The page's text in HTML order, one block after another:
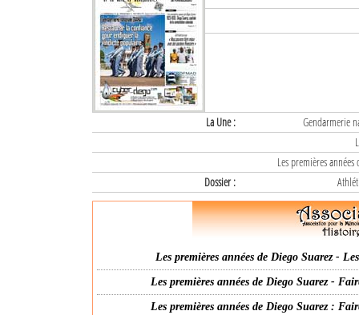
La Une :
Gendarmerie
Les premières
Dossier :
Les premières années de Diego Suarez -
Les premières années de Diego Suarez -
Les premières années de Diego Suarez :